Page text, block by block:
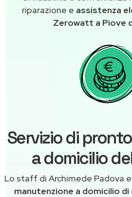
riparazione e assistenza
Zerowatt a Piove
Servizio di
a domicilio
Lo staff di Archimede Padova
manutenzione a domicilio